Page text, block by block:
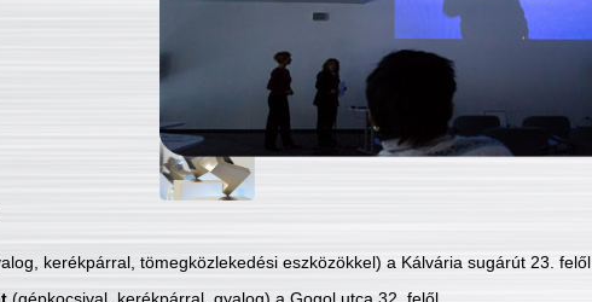
kerékpárral, tömegközlekedési eszközökkel) a Kálvária sugárút 23. felől